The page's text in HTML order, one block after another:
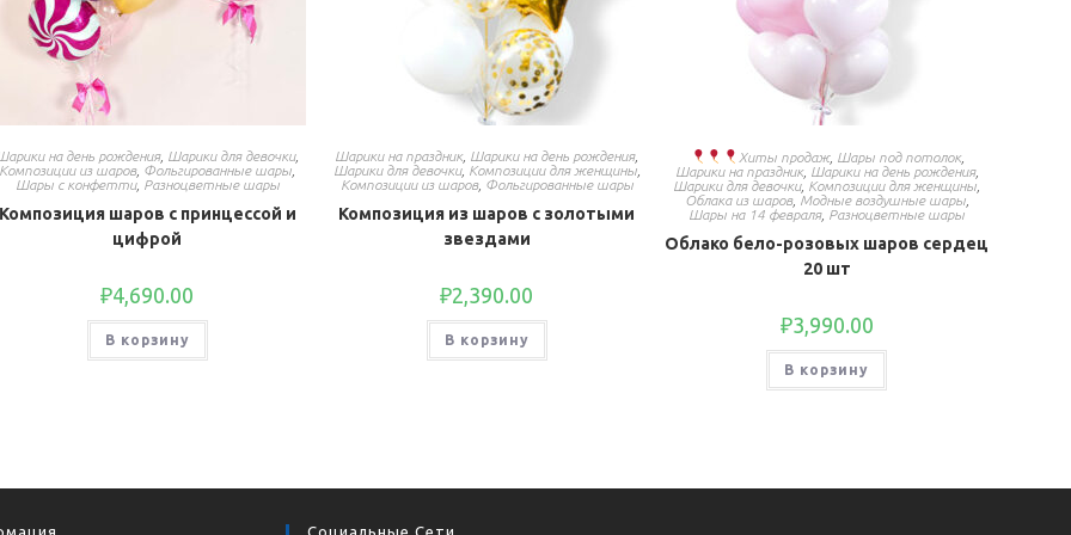
на день рождения, Шарики для девочки,
Композиции из шаров, Фольгированные шары
Шары с конфетти, Разноцветные шары
Композиция шаров с принцессой и
цифрой
₽4,690.00
В корзину
Шарики на праздник, Шарики на день рождения,
Шарики для девочки, Композиции для женщины,
Композиции из шаров, Фольгированные шары
Композиция из шаров с золотыми
звездами
₽2,390.00
В корзину
Хиты продаж, Шары под потолок,
Шарики на праздник, Шарики на день рождения,
Шарики для девочки, Композиции для женщины
Облака из шаров, Модные воздушные шары,
Шары на 14 февраля, Разноцветные шары
Облако бело-розовых шаров сердец
20 шт
₽3,990.00
В корзину